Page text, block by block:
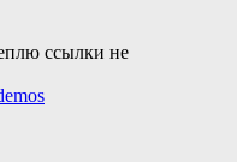
ссылки не